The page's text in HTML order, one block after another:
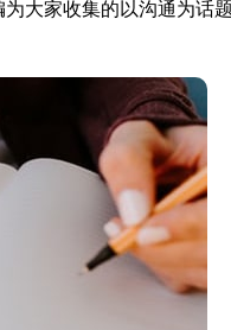
大家收集的以沟通为话